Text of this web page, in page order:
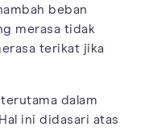
beban
merasa tidak
terikat jika
dalam
ini didasari atas